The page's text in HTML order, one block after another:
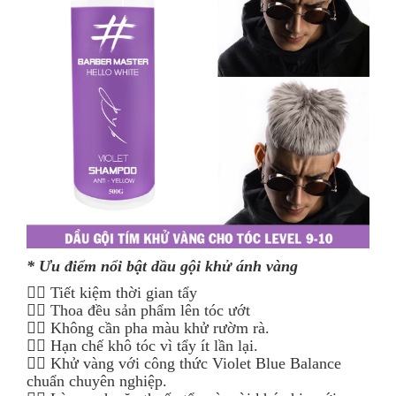
* Ưu điểm nổi bật dầu gội khử ánh vàng
👉🏻 Tiết kiệm thời gian tẩy
👉🏻 Thoa đều sản phẩm lên tóc ướt
👉🏻 Không cần pha màu khử rườm rà.
👉🏻 Hạn chế khô tóc vì tẩy ít lần lại.
👉🏻 Khử vàng với công thức Violet Blue Balance
chuẩn chuyên nghiệp.